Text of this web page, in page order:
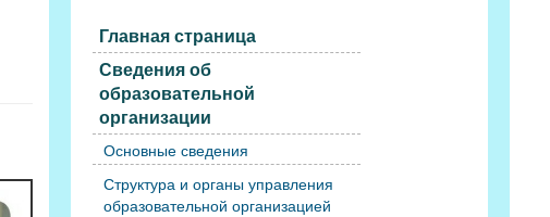
Главная страница
Сведения об
образовательной
организации
Основные сведения
Структура и органы управления
образовательной организацией